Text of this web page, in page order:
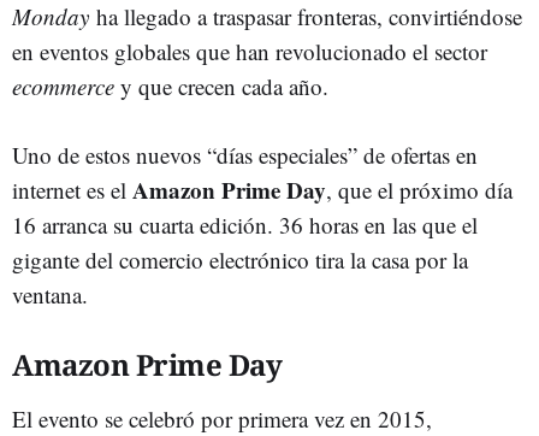
Monday ha llegado a traspasar fronteras, convirtiéndose
en eventos globales que han revolucionado el sector
ecommerce y que crecen cada año.
Uno de estos nuevos “días especiales” de ofertas en
internet es el Amazon Prime Day, que el próximo día
16 arranca su cuarta edición. 36 horas en las que el
gigante del comercio electrónico tira la casa por la
ventana.
Amazon Prime Day
El evento se celebró por primera vez en 2015,